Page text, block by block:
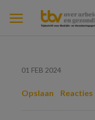
01 FEB 2024
Opslaan Reacties